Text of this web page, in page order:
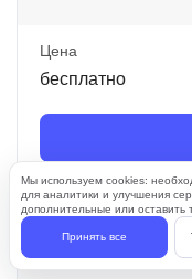
Цена
бесплатно
Уроки Java для
Мы используем cookies:
для аналитики и улучшения
дополнительные или оставить
Принять все